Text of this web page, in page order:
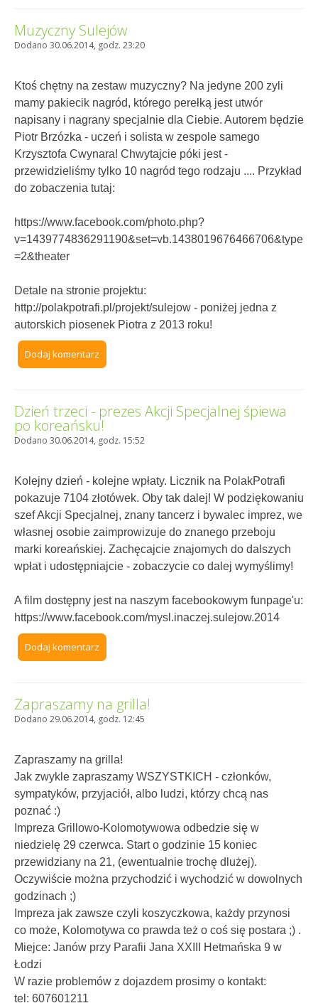
Muzyczny Sulejów
Dodano 30.06.2014, godz. 23:20
Ktoś chętny na zestaw muzyczny? Na jedyne 200 zyli
mamy pakiecik nagród, którego perełką jest utwór
napisany i nagrany specjalnie dla Ciebie. Autorem będzie
Piotr Brzózka - uczeń i solista w zespole samego
Krzysztofa Cwynara! Chwytajcie póki jest -
przewidzieliśmy tylko 10 nagród tego rodzaju .... Przykład
do zobaczenia tutaj:
https://www.facebook.com/photo.php?
v=1439774836291190&set=vb.1438019676466706&type
=2&theater
Detale na stronie projektu:
http://polakpotrafi.pl/projekt/sulejow - poniżej jedna z
autorskich piosenek Piotra z 2013 roku!
Dodaj komentarz
Dzień trzeci - prezes Akcji Specjalnej śpiewa
po koreańsku!
Dodano 30.06.2014, godz. 15:52
Kolejny dzień - kolejne wpłaty. Licznik na PolakPotrafi
pokazuje 7104 złotówek. Oby tak dalej! W podziękowaniu
szef Akcji Specjalnej, znany tancerz i bywalec imprez, we
własnej osobie zaimprowizuje do znanego przeboju
marki koreańskiej. Zachęcajcie znajomych do dalszych
wpłat i udostępniajcie - zobaczycie co dalej wymyślimy!
A film dostępny jest na naszym facebookowym funpage'u:
https://www.facebook.com/mysl.inaczej.sulejow.2014
Dodaj komentarz
Zapraszamy na grilla!
Dodano 29.06.2014, godz. 12:45
Zapraszamy na grilla!
Jak zwykle zapraszamy WSZYSTKICH - członków,
sympatyków, przyjaciół, albo ludzi, którzy chcą nas
poznać :)
Impreza Grillowo-Kolomotywowa odbedzie się w
niedzielę 29 czerwca. Start o godzinie 15 koniec
przewidziany na 21, (ewentualnie trochę dlużej).
Oczywiście można przychodzić i wychodzić w dowolnych
godzinach ;)
Impreza jak zawsze czyli koszyczkowa, każdy przynosi
co może, Kolomotywa co prawda też o coś się postara ;) .
Miejce: Janów przy Parafii Jana XXIII Hetmańska 9 w
Łodzi
W razie problemów z dojazdem prosimy o kontakt:
tel: 607601211